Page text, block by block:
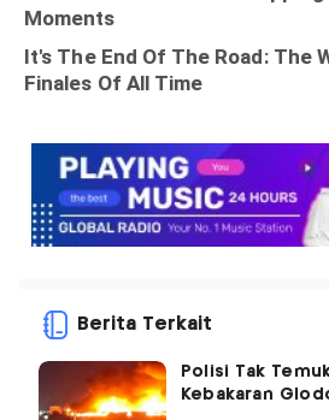
Berita Terkait
Polisi Tak
Kebakaran